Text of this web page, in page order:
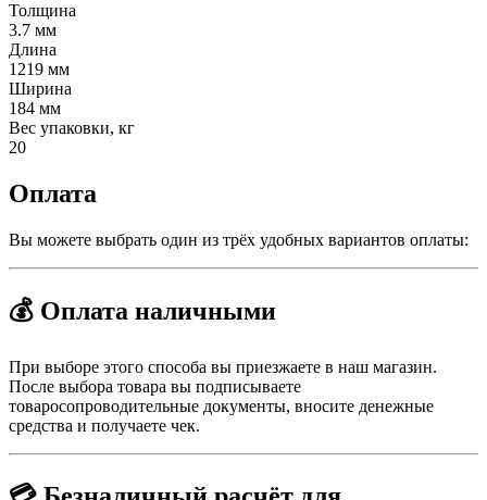
Толщина
3.7 мм
Длина
1219 мм
Ширина
184 мм
Вес упаковки, кг
20
Оплата
Вы можете выбрать один из трёх удобных вариантов оплаты:
💰 Оплата наличными
При выборе этого способа вы приезжаете в наш магазин.
После выбора товара вы подписываете
товаросопроводительные документы, вносите денежные
средства и получаете чек.